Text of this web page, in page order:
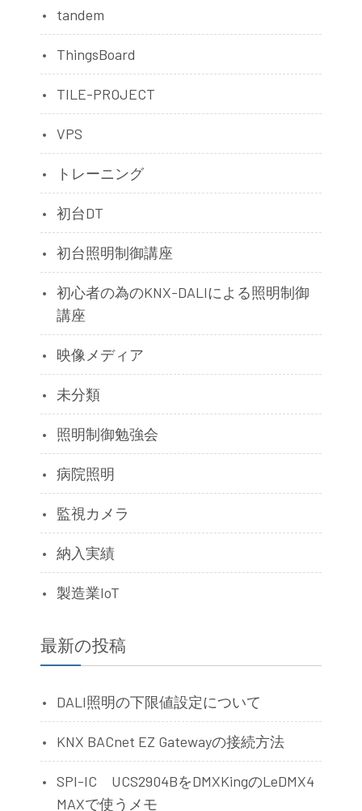
tandem
ThingsBoard
TILE-PROJECT
VPS
トレーニング
初台DT
初台照明制御講座
初心者の為のKNX-DALIによる照明制御
講座
映像メディア
未分類
照明制御勉強会
病院照明
監視カメラ
納入実績
製造業IoT
最新の投稿
DALI照明の下限値設定について
KNX BACnet EZ Gatewayの接続方法
SPI-IC UCS2904BをDMXKingのLeDMX4
MAXで使うメモ